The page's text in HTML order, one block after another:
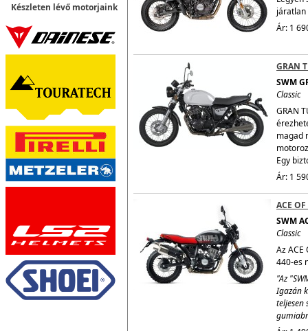
Készleten lévő motorjaink
járatlan
Ár: 1
GRAN
SWM
Classic
GRAN
magad
Egy
Ár: 1
ACE
SWM
Classic
Az
440-es
"Az
Igazán
teljesen